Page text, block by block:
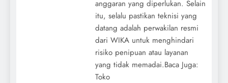
anggaran yang diperlukan. Selain
itu, selalu pastikan teknisi yang
datang adalah perwakilan resmi
dari WIKA untuk menghindari
risiko penipuan atau layanan
yang tidak memadai.Baca Juga:
Toko